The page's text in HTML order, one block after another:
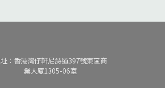
：香港灣仔軒尼詩道397號東區商
業大廈1305-06室